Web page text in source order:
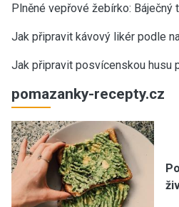
Plněné vepřové žebírko: Báječný
Jak připravit kávový likér podle
Jak připravit posvícenskou husu
pomazanky-recepty.cz